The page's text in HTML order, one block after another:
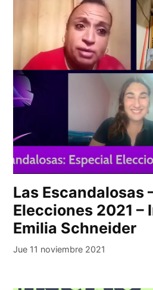
Las Escandalosas
Elecciones 2021 –
Emilia Schneider
Jue 11 noviembre 2021